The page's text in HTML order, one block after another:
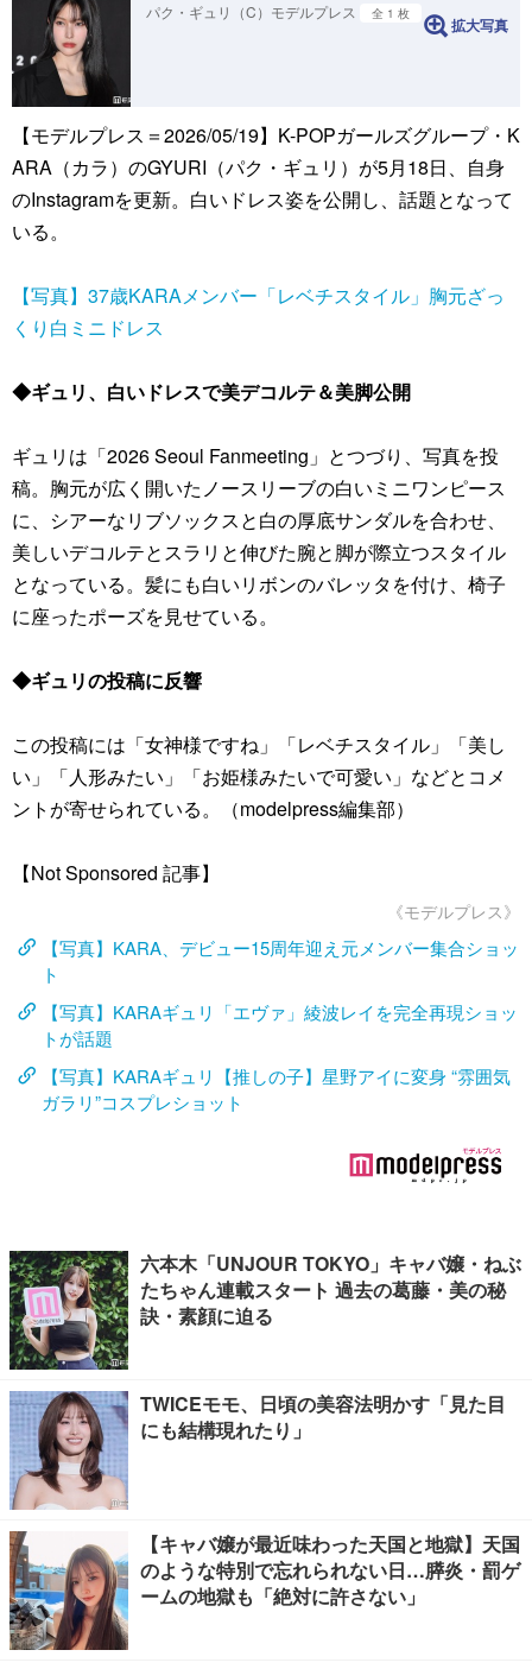
パク・ギュリ（C）モデルプレス 全 1 枚
拡大写真
【モデルプレス＝2026/05/19】K-POPガールズグループ・K
ARA（カラ）のGYURI（パク・ギュリ）が5月18日、自身
のInstagramを更新。白いドレス姿を公開し、話題となって
いる。
【写真】37歳KARAメンバー「レベチスタイル」胸元ざっ
くり白ミニドレス
◆ギュリ、白いドレスで美デコルテ＆美脚公開
ギュリは「2026 Seoul Fanmeeting」とつづり、写真を投
稿。胸元が広く開いたノースリーブの白いミニワンピース
に、シアーなリブソックスと白の厚底サンダルを合わせ、
美しいデコルテとスラリと伸びた腕と脚が際立つスタイル
となっている。髪にも白いリボンのバレッタを付け、椅子
に座ったポーズを見せている。
◆ギュリの投稿に反響
この投稿には「女神様ですね」「レベチスタイル」「美し
い」「人形みたい」「お姫様みたいで可愛い」などとコメ
ントが寄せられている。（modelpress編集部）
【Not Sponsored 記事】
《モデルプレス》
【写真】KARA、デビュー15周年迎え元メンバー集合ショッ
ト
【写真】KARAギュリ「エヴァ」綾波レイを完全再現ショッ
トが話題
【写真】KARAギュリ【推しの⼦】星野アイに変身 “雰囲気
ガラリ”コスプレショット
六本木「UNJOUR TOKYO」キャバ嬢・ねぶ
たちゃん連載スタート 過去の葛藤・美の秘
訣・素顔に迫る
TWICEモモ、日頃の美容法明かす「見た目
にも結構現れたり」
【キャバ嬢が最近味わった天国と地獄】天国
のような特別で忘れられない日…膵炎・罰ゲ
ームの地獄も「絶対に許さない」